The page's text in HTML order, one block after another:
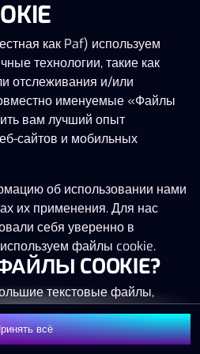
место!
1 395 874 €
48 543 €
1 281 €Присоединиться
как Paf) используем
технологии, такие как
отслеживания и/или
именуемые «Файлы
вам лучший опыт
сайтов и мобильных
об использовании нами
их применения. Для нас
себя уверенно в
файлы cookie.
COOKIE?
текстовые файлы,
вашем устройстве (например,
телефоне или планшете)
сайтов. Размещение
всё